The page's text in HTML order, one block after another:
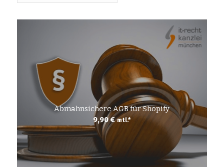
Abmahnsichere AGB für Shopify
9,90€ mtl.*